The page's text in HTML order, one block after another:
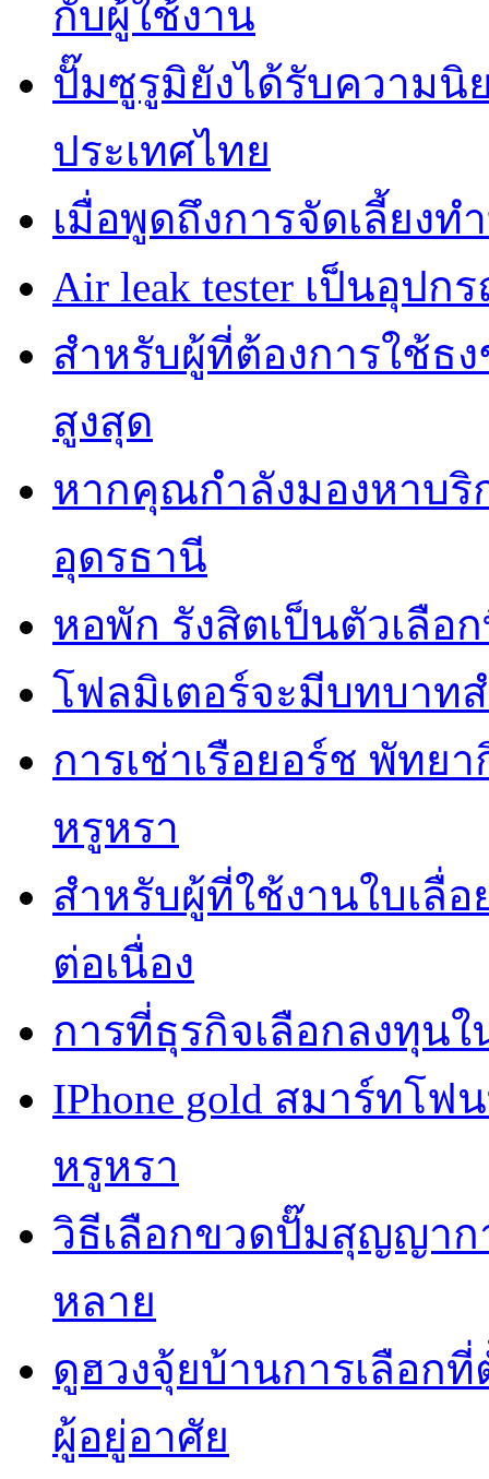
กับผู้ใช้งาน
ปั๊มซูรูมิยังได้รับความนิ
ประเทศไทย
เมื่อพูดถึงการจัดเลี้ยง
Air leak tester เป็นอุป
สำหรับผู้ที่ต้องการใช้ธ
สูงสุด
หากคุณกำลังมองหาบริ
อุดรธานี
หอพัก รังสิตเป็นตัวเลือ
โฟลมิเตอร์จะมีบทบา
การเช่าเรือยอร์ช พัทย
หรูหรา
สำหรับผู้ที่ใช้งานใบเลื่
ต่อเนื่อง
การที่ธุรกิจเลือกลงทุน
IPhone gold สมาร์ทโ
หรูหรา
วิธีเลือกขวดปั๊มสุญญาก
หลาย
ดูฮวงจุ้ยบ้านการเลือก
ผู้อยู่อาศัย